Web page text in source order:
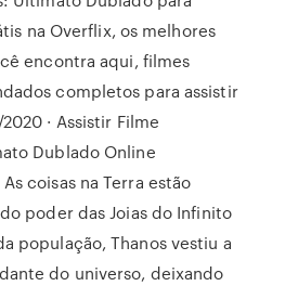
na Overflix, os melhores
encontra aqui, filmes
completos para assistir
· Assistir Filme
Dublado Online
coisas na Terra estão
poder das Joias do Infinito
população, Thanos vestiu a
do universo, deixando